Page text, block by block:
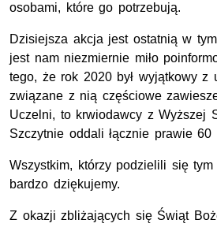
osobami, które go potrzebują.
Dzisiejsza akcja jest ostatnią w
jest nam niezmiernie miło
tego, że rok 2020 był wyjątkowy z
związane z nią częściowe
Uczelni, to krwiodawcy z Wyższej
Szczytnie oddali łącznie prawie 60
Wszystkim, którzy podzielili się tym
bardzo dziękujemy.
Z okazji zbliżających się Świąt